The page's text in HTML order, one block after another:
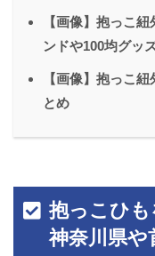
【画像】抱っこ
ンドや100均グッ
【画像】抱っこ
とめ
抱っこひも
神奈川県や